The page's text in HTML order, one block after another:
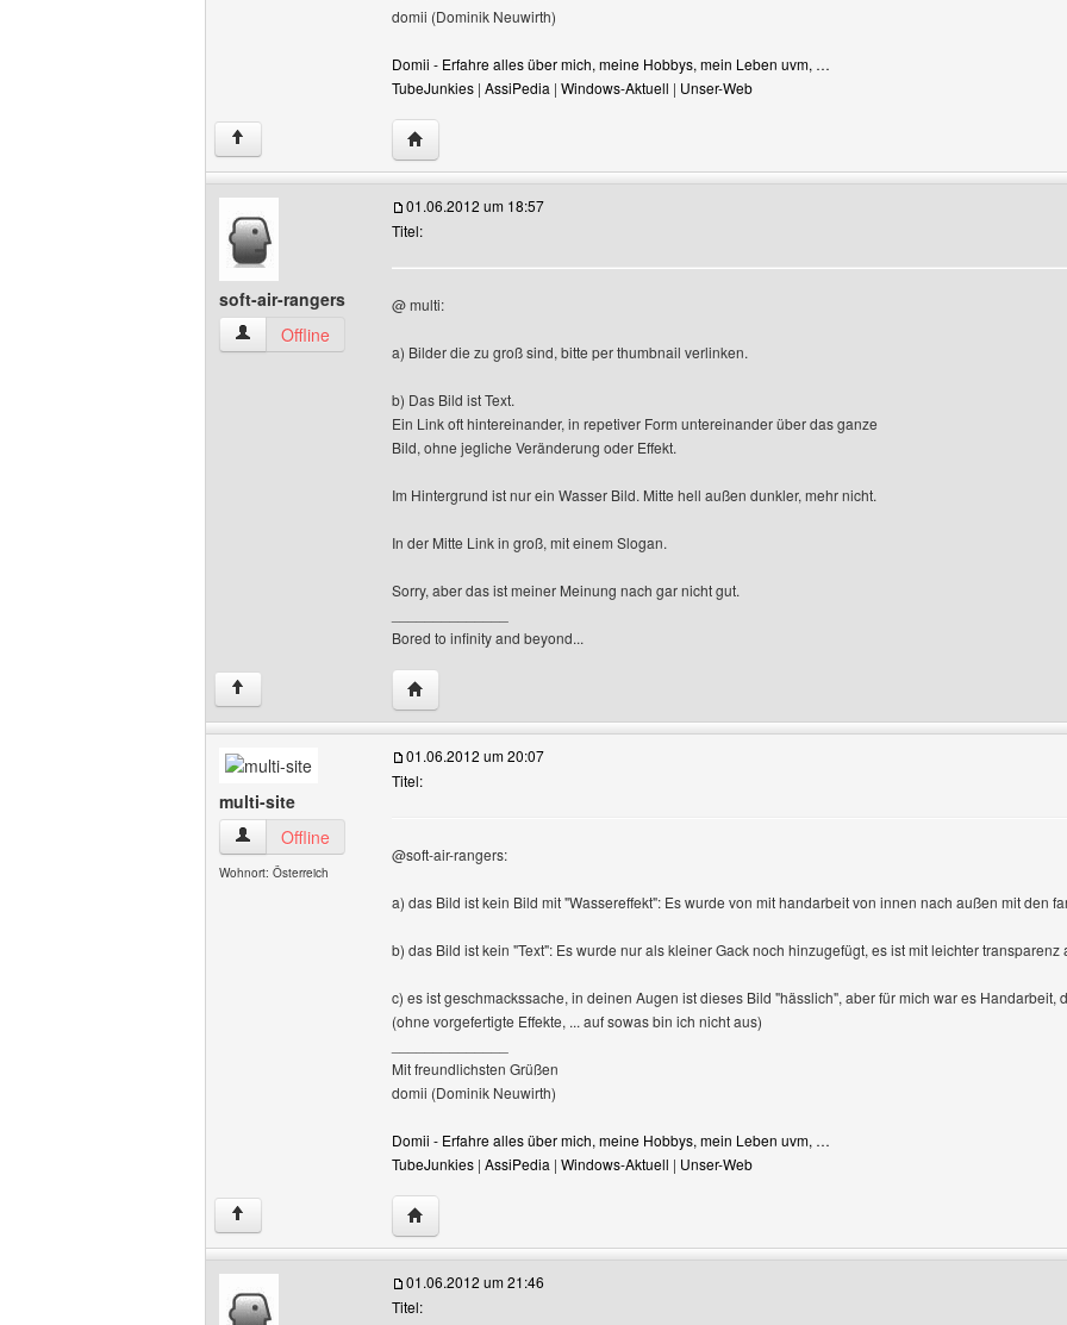
domii (Dominik Neuwirth)
Domii - Erfahre alles über mich, meine Hobbys, mein Leben uvm, …
TubeJunkies | AssiPedia | Windows-Aktuell | Unser-Web
↑ Website dieses Benutzers besuchen: multi-site
soft-air-rangers
soft-air-rangers Benutzer-Profile anzeigen
Offline
01.06.2012 um 18:57
Titel:
@ multi:
a) Bilder die zu groß sind, bitte per thumbnail verlinken.
b) Das Bild ist Text.
Ein Link oft hintereinander, in repetiver Form untereinander über das ganze
Bild, ohne jegliche Veränderung oder Effekt.
Im Hintergrund ist nur ein Wasser Bild. Mitte hell außen dunkler, mehr nicht.
In der Mitte Link in groß, mit einem Slogan.
Sorry, aber das ist meiner Meinung nach gar nicht gut.
Bored to infinity and beyond...
↑ Website dieses Benutzers besuchen: soft-air-rangers
multi-site
multi-site Benutzer-Profile anzeigen
Offline
Wohnort: Österreich
01.06.2012 um 20:07
Titel:
@soft-air-rangers:
a) das Bild ist kein Bild mit "Wassereffekt": Es wurde von mit handarbeit von innen nach außen mit den
b) das Bild ist kein "Text": Es wurde nur als kleiner Gack noch hinzugefügt, es ist mit leichter transparenz
c) es ist geschmackssache, in deinen Augen ist dieses Bild "hässlich", aber für mich war es Handarbeit,
(ohne vorgefertigte Effekte, ... auf sowas bin ich nicht aus)
Mit freundlichsten Grüßen
domii (Dominik Neuwirth)
Domii - Erfahre alles über mich, meine Hobbys, mein Leben uvm, …
TubeJunkies | AssiPedia | Windows-Aktuell | Unser-Web
↑ Website dieses Benutzers besuchen: multi-site
01.06.2012 um 21:46
Titel: